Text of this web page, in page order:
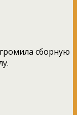
сборную